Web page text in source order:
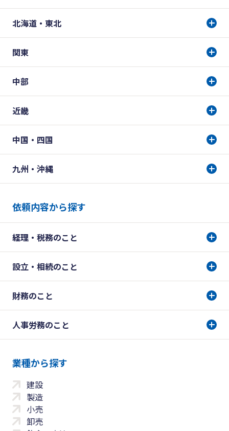
北海道・東北
関東
中部
近畿
中国・四国
九州・沖縄
依頼内容から探す
経理・税務のこと
設立・相続のこと
財務のこと
人事労務のこと
業種から探す
建設
製造
小売
卸売